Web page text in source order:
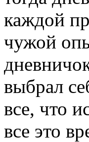
каждой
чужой
выбрал
все, что
все это